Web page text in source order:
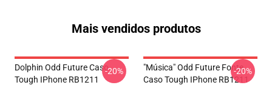
Mais vendidos produtos
Dolphin Odd Future Caso
Tough IPhone RB1211
-20%
"Música" Odd Future Fonte
Caso Tough IPhone RB1211
-20%